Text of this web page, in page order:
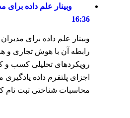
وبینار علم داده برای
16:36
وبینار علم داده برای
رابطه آن با هوش تجاری
اجزای پلتفرم داده
محاسبات شناختی ثبت نام